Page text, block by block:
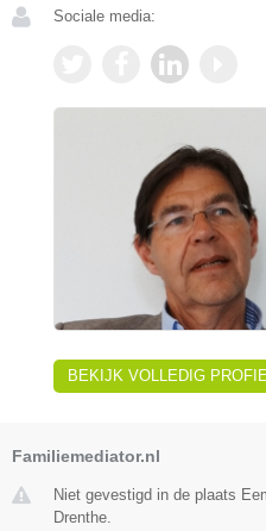
Sociale media:
BEKIJK VOLLEDIG
Familiemediator.nl
Niet gevestigd in de plaats
Drenthe.